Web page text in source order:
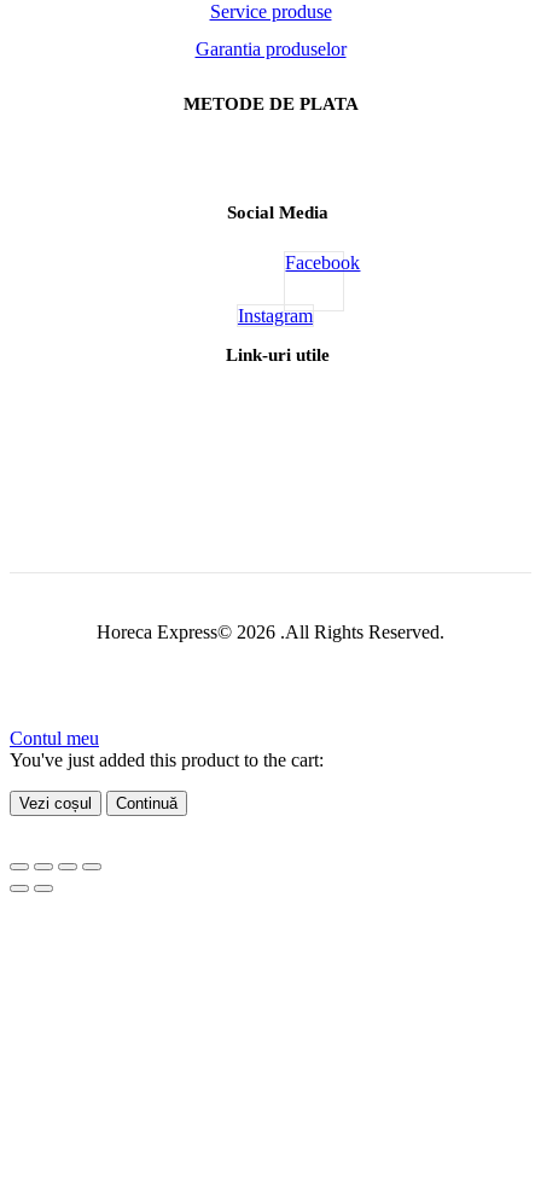
Service produse
Garantia produselor
METODE DE PLATA
Social Media
Facebook
Instagram
Link-uri utile
Horeca Express© 2026 .All Rights Reserved.
Contul meu
You've just added this product to the cart:
Vezi coșul Continuă